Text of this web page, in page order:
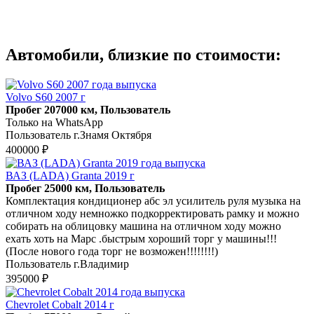
Автомобили, близкие по стоимости:
Volvo S60 2007 г
Пробег 207000 км, Пользователь
Только на WhatsApp
Пользователь г.Знамя Октября
400000 ₽
ВАЗ (LADA) Granta 2019 г
Пробег 25000 км, Пользователь
Комплектация кондиционер абс эл усилитель руля музыка на
отличном ходу немножко подкорректировать рамку и можно
собирать на облицовку машина на отличном ходу можно
ехать хоть на Марс .быстрым хороший торг у машины!!!
(После нового года торг не возможен!!!!!!!!)
Пользователь г.Владимир
395000 ₽
Chevrolet Cobalt 2014 г